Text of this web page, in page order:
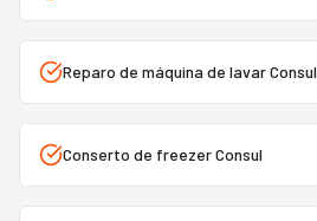
Reparo de máquina de lavar Consul
Conserto de freezer Consul